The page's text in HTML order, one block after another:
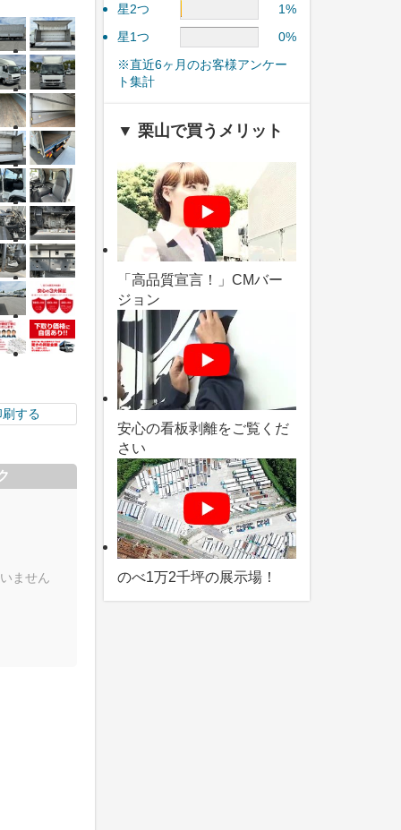
刷する
ません
星2つ
1%
星1つ
0%
※直近6ヶ月のお客様アンケー
ト集計
▼ 栗山で買うメリット
「高品質宣言！」CMバー
ジョン
安心の看板剥離をご覧くだ
さい
のべ1万2千坪の展示場！